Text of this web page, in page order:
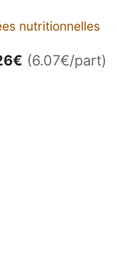
nutritionnelles
€ (6.07€/part)